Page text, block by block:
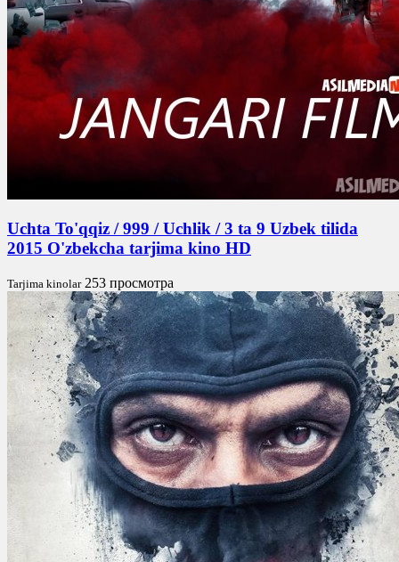
Uchta To'qqiz / 999 / Uchlik / 3 ta 9 Uzbek tilida
2015 O'zbekcha tarjima kino HD
Tarjima kinolar 253 просмотра